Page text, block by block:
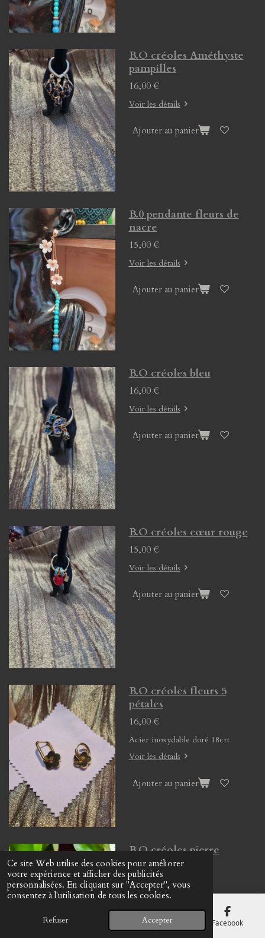
Ce site Web utilise des cookies pour améliorer
votre expérience et afficher des publicités
personnalisées. En cliquant sur "Accepter", vous
consentez à l'utilisation de tous les cookies.
Refuser Accepter
B.O créoles Améthyste
pampilles
16,00 €
Voir les détails
Ajouter au panier
B.0 pendante fleurs de
nacre
15,00 €
Voir les détails
Ajouter au panier
B.O créoles bleu
16,00 €
Voir les détails
Ajouter au panier
B.O créoles cœur rouge
15,00 €
Voir les détails
Ajouter au panier
B.O créoles fleurs 5
pétales
16,00 €
Acier inoxydable doré 18crt
Voir les détails
Ajouter au panier
B.O créoles pierre
naturelle
13,00 €
Voir les détails
E-mail Carte Facebook